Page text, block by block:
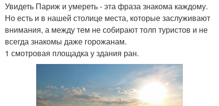
Увидеть Париж и умереть - эта фраза знакома каждому.
Но есть и в нашей столице места, которые заслуживают
внимания, а между тем не собирают толп туристов и не
всегда знакомы даже горожанам.
1 смотровая площадка у здания ран.